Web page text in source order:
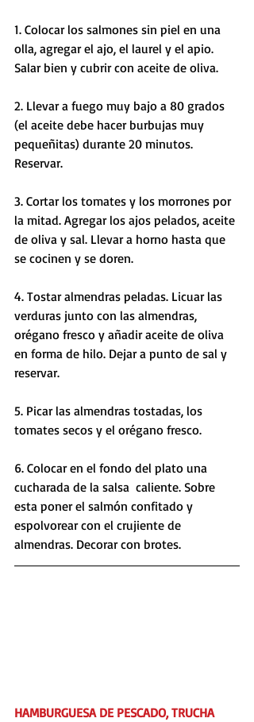
1. Colocar los salmones sin piel en una
olla, agregar el ajo, el laurel y el apio.
Salar bien y cubrir con aceite de oliva.
2. Llevar a fuego muy bajo a 80 grados
(el aceite debe hacer burbujas muy
pequeñitas) durante 20 minutos.
Reservar.
3. Cortar los tomates y los morrones por
la mitad. Agregar los ajos pelados, aceite
de oliva y sal. Llevar a horno hasta que
se cocinen y se doren.
4. Tostar almendras peladas. Licuar las
verduras junto con las almendras,
orégano fresco y añadir aceite de oliva
en forma de hilo. Dejar a punto de sal y
reservar.
5. Picar las almendras tostadas, los
tomates secos y el orégano fresco.
6. Colocar en el fondo del plato una
cucharada de la salsa  caliente. Sobre
esta poner el salmón confitado y
espolvorear con el crujiente de
almendras. Decorar con brotes.
HAMBURGUESA DE PESCADO, TRUCHA